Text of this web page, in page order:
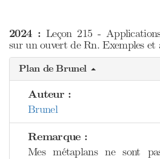
2024 : Leçon 215 -
sur un ouvert de Rn. Exemples et
Plan de Brunel
Auteur :
Brunel
Remarque :
Mes métaplans ne sont